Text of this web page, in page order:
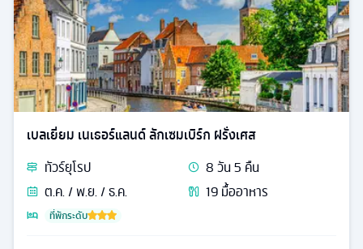
เบลเยี่ยม เนเธอร์แลนด์ ลักเซมเบิร์ก ฝรั่งเศส
ทัวร์ยุโรป 8วัน5 คืน
ต.ค. / พ.ย. / ธ.ค.
19มื้ออาหาร
ที่พักระดับ